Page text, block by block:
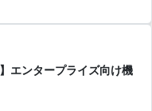
エンタープライズ向け機